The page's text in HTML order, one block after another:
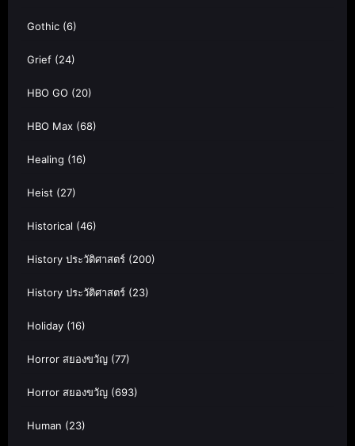
Gothic (6)
Grief (24)
HBO GO (20)
HBO Max (68)
Healing (16)
Heist (27)
Historical (46)
History ประวัติศาสตร์ (200)
History ประวัติศาสตร์ (23)
Holiday (16)
Horror สยองขวัญ (77)
Horror สยองขวัญ (693)
Human (23)